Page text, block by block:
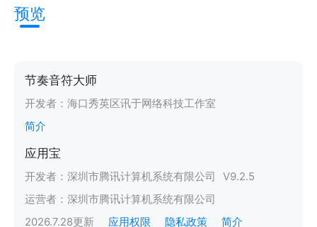
预览
节奏音符大师
开发者： 海口秀英区讯于网络科技工作室
简介
应用宝
开发者： 深圳市腾讯计算机系统有限公司 V9.2.5
运营者： 深圳市腾讯计算机系统有限公司
2026.7.28更新 应用权限 隐私政策 简介